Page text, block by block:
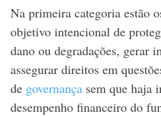
Na primeira categoria estão
objetivo intencional de
dano ou degradações, gerar
assegurar direitos em
de governança sem que haja
desempenho financeiro do